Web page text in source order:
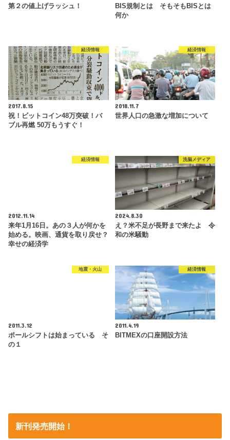
第２の値上げラッシュ！
BIS規制とは そもそもBISとは
何か
経済情報
2017.8.15
祝！ビットコイン48万突破！バ
ブル再燃 50万もうすぐ！
経済情報
2018.11.7
世界人口の急激な増加について
経済情報
2012.11.14
来年1月16日。あの３人が何かを
始める。映画、通貨を取り戻せ？
幸せの経済学
洗脳メディア
2024.8.30
え？米不足が長野まで来たよ 令
和の米騒動
地震・火山
2011.3.12
ポールシフトは始まっている そ
の１
経済情報
2011.4.19
BITMEXの口座開設方法
新刊発売開始！